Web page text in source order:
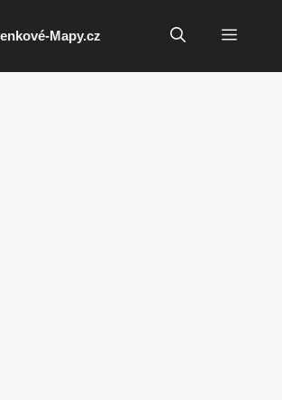
Mapy.cz Menu